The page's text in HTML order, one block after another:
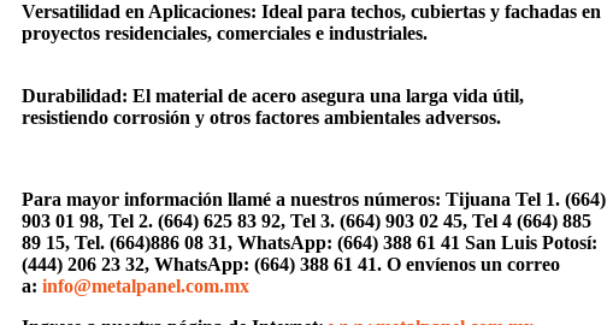
Versatilidad en Aplicaciones: Ideal para techos, cubiertas y fachadas en
proyectos residenciales, comerciales e industriales.
Durabilidad: El material de acero asegura una larga vida útil,
resistiendo corrosión y otros factores ambientales adversos.
Para mayor información llamé a nuestros números: Tijuana Tel 1. (664)
903 01 98, Tel 2. (664) 625 83 92, Tel 3. (664) 903 02 45, Tel 4 (664) 885
89 15, Tel. (664)886 08 31, WhatsApp: (664) 388 61 41 San Luis Potosí:
(444) 206 23 32, WhatsApp: (664) 388 61 41. O envíenos un correo
a: info@metalpanel.com.mx